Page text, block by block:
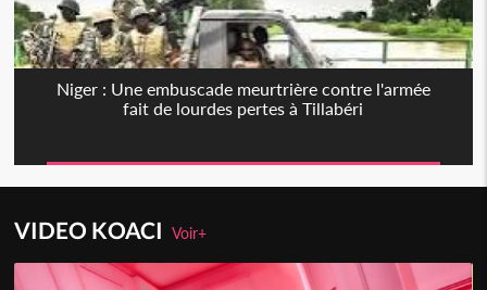
Niger : Une embuscade meurtrière contre l'armée
fait de lourdes pertes à Tillabéri
VIDEO KOACIVoir+